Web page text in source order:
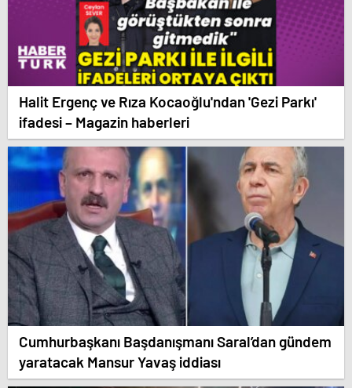
Halit Ergenç ve Rıza Kocaoğlu'ndan 'Gezi Parkı'
ifadesi – Magazin haberleri
Cumhurbaşkanı Başdanışmanı Saral’dan gündem
yaratacak Mansur Yavaş iddiası